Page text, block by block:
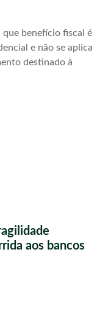
que benefício fiscal é
e não se aplica
destinado à
aos bancos